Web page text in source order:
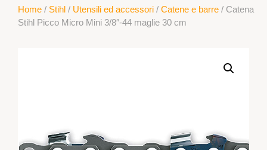
Home / Stihl / Utensili ed accessori / Catene e barre / Catena
Stihl Picco Micro Mini 3/8″-44 maglie 30 cm